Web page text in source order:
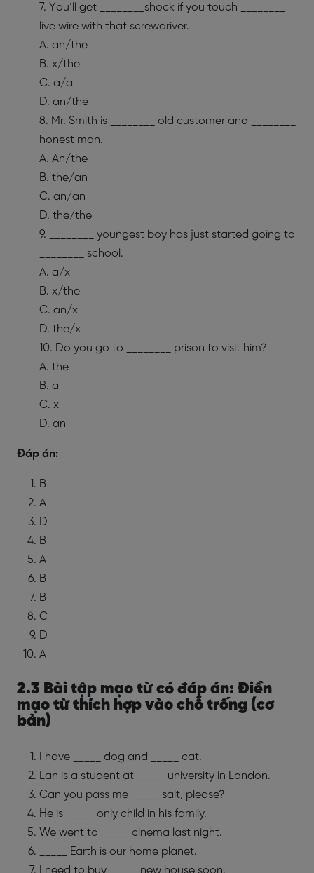
7. You’ll get ________shock if you touch ________
live wire with that screwdriver.
A. an/the
B. x/the
C. a/a
D. an/the
8. Mr. Smith is ________ old customer and ________
honest man.
A. An/the
B. the/an
C. an/an
D. the/the
9. ________ youngest boy has just started going to
________ school.
A. a/x
B. x/the
C. an/x
D. the/x
10. Do you go to ________ prison to visit him?
A. the
B. a
C. x
D. an
Đáp án:
B
A
D
B
A
B
B
C
D
A
2.3 Bài tập mạo từ có đáp án: Điền
mạo từ thích hợp vào chỗ trống (cơ
bản)
I have _____ dog and _____ cat.
Lan is a student at _____ university in London.
Can you pass me _____ salt, please?
He is _____ only child in his family.
We went to _____ cinema last night.
_____ Earth is our home planet.
I need to buy _____ new house soon.